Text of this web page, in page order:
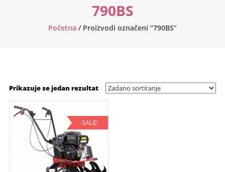
790BS
Početna / Proizvodi označeni “790BS”
Prikazuje se jedan rezultat
SALE!